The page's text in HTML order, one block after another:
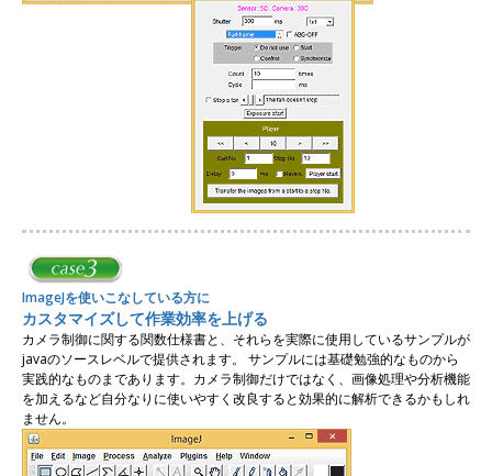
ImageJを使いこなしている方に
カスタマイズして作業効率を上げる
カメラ制御に関する関数仕様書と、それらを実際に使用しているサンプルが
javaのソースレベルで提供されます。 サンプルには基礎勉強的なものから
実践的なものまであります。カメラ制御だけではなく、画像処理や分析機能
を加えるなど自分なりに使いやすく改良すると効果的に解析できるかもしれ
ません。